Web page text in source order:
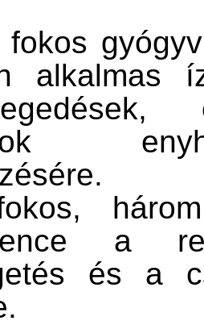
fokos
alkalmas
a
és a